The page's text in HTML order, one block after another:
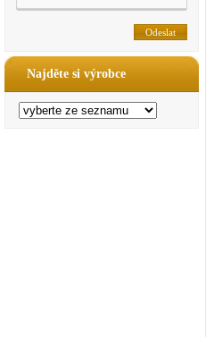
Najděte si výrobce